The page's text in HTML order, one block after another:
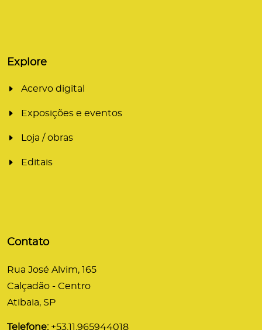
Explore
Acervo digital
Exposições e eventos
Loja / obras
Editais
Contato
Rua José Alvim, 165
Calçadão - Centro
Atibaia, SP
Telefone: +53.11.965944018